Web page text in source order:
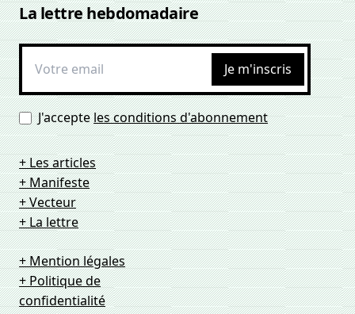
La lettre hebdomadaire
Je m'inscris
J'accepteles conditions d'abonnement
+ Les articles
+ Manifeste
+ Vecteur
+ La lettre
+ Mention légales
+ Politique de
confidentialité